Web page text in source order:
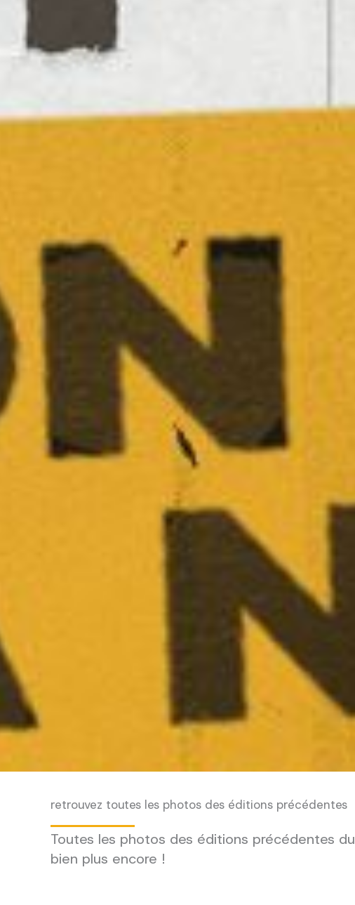
retrouvez toutes les photos des éditions précédentes
Toutes les photos des éditions précédentes
bien plus encore !